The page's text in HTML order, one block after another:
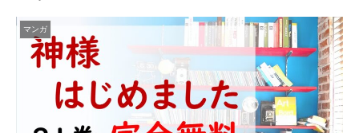
マンガ